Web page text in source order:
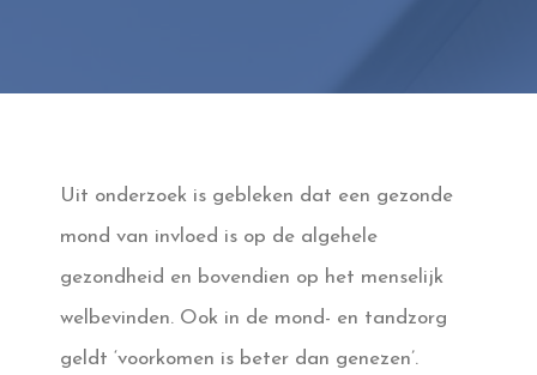
Uit onderzoek is gebleken dat een gezonde
mond van invloed is op de algehele
gezondheid en bovendien op het menselijk
welbevinden. Ook in de mond- en tandzorg
geldt ‘voorkomen is beter dan genezen’.